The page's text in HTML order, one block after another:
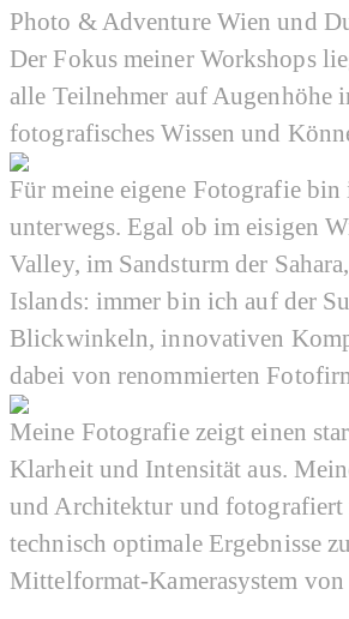
Photo & Adventure Wien und
Der Fokus meiner Workshops
alle Teilnehmer auf
fotografisches Wissen und
Für meine eigene Fotografie
unterwegs. Egal ob im eisigen
Valley, im Sandsturm der
Islands: immer bin ich auf der
Blickwinkeln, innovativen
dabei von renommierten
Meine Fotografie zeigt einen
Klarheit und Intensität aus.
und Architektur und fotografiert
technisch optimale Ergebnisse
Mittelformat-Kamerasystem